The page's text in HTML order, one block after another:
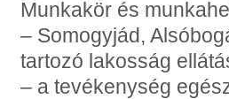
Munkakör és
– Somogyjád,
tartozó lakosság
– a tevékenység